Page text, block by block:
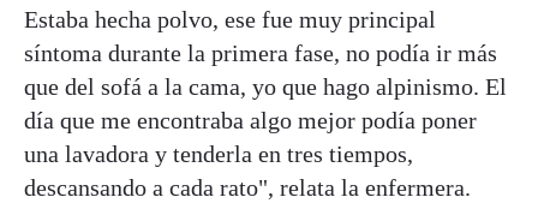
Estaba hecha polvo, ese fue muy principal
síntoma durante la primera fase, no podía ir más
que del sofá a la cama, yo que hago alpinismo. El
día que me encontraba algo mejor podía poner
una lavadora y tenderla en tres tiempos,
descansando a cada rato", relata la enfermera.